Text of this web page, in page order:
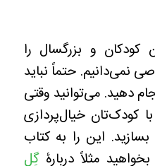
و بزرگسال را
نمی‌دانیم. حتماً نباید
دهید. می‌توانید وقتی
کودک‌تان‌ خیال‌پردازی
این را به کتاب
مثلاً دربارۀگِل